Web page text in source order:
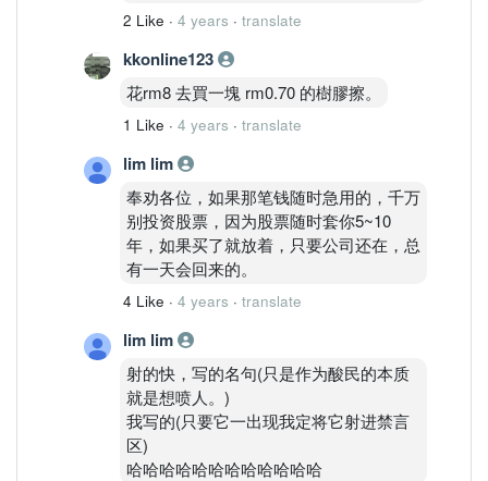
2 Like · 4 years · translate
kkonline123
花rm8 去買一塊 rm0.70 的樹膠擦。
1 Like · 4 years · translate
lim lim
奉劝各位，如果那笔钱随时急用的，千万
别投资股票，因为股票随时套你5~10
年，如果买了就放着，只要公司还在，总
有一天会回来的。
4 Like · 4 years · translate
lim lim
射的快，写的名句(只是作为酸民的本质
就是想喷人。)
我写的(只要它一出现我定将它射进禁言
区)
哈哈哈哈哈哈哈哈哈哈哈哈